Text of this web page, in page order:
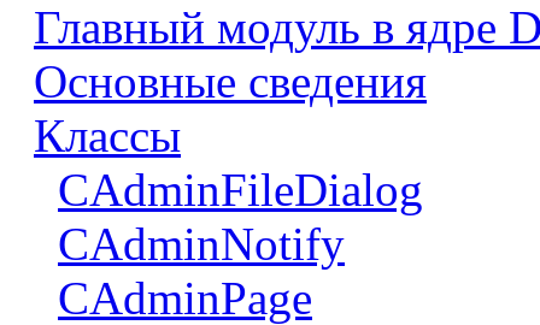
Главный модуль в ядре
Основные сведения
Классы
CAdminFileDialog
CAdminNotify
CAdminPage